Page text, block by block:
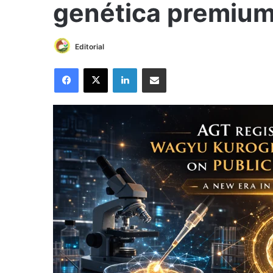
genética
Editorial
Facebook
X LinkedInCompartir por correo electrónico